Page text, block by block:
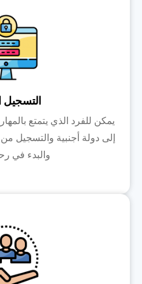
التسجيل
يمكن للفرد الذي يتمتع
إلى دولة أجنبية والتسجيل
والبدء في